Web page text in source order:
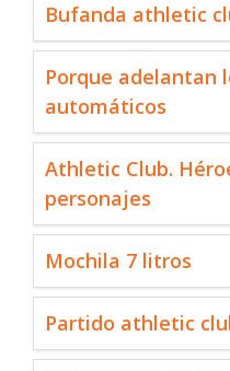
Bufanda athletic
Porque adelantan
automáticos
Athletic Club.
personajes
Mochila 7 litros
Partido athletic